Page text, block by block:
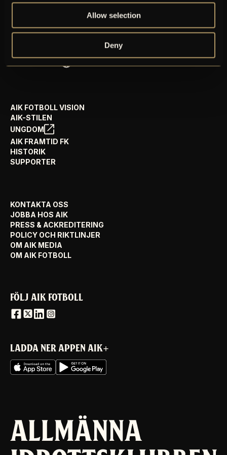
Allow selection
Deny
AIK+
AIK FOTBOLL VISION
AIK-STILEN
UNGDOM
AIK FRAMTID FK
HISTORIK
SUPPORTER
KONTAKTA OSS
JOBBA HOS AIK
PRESS & ACKREDITERING
POLICY OCH RIKTLINJER
OM AIK MEDIA
OM AIK FOTBOLL
FÖLJ AIK FOTBOLL
LADDA NER APPEN AIK+